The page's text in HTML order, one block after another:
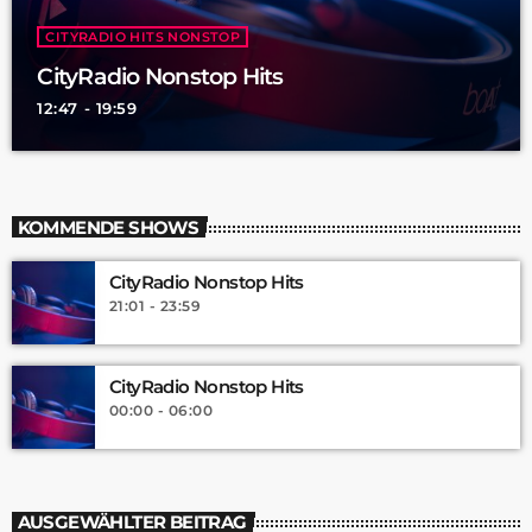
CITYRADIO HITS NONSTOP
CityRadio Nonstop Hits
12:47 - 19:59
KOMMENDE SHOWS
CityRadio Nonstop Hits
21:01 - 23:59
CityRadio Nonstop Hits
00:00 - 06:00
AUSGEWÄHLTER BEITRAG